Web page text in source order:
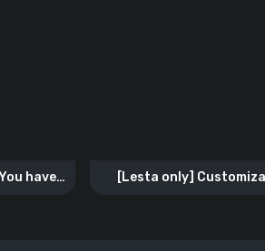
have
[Lesta only]